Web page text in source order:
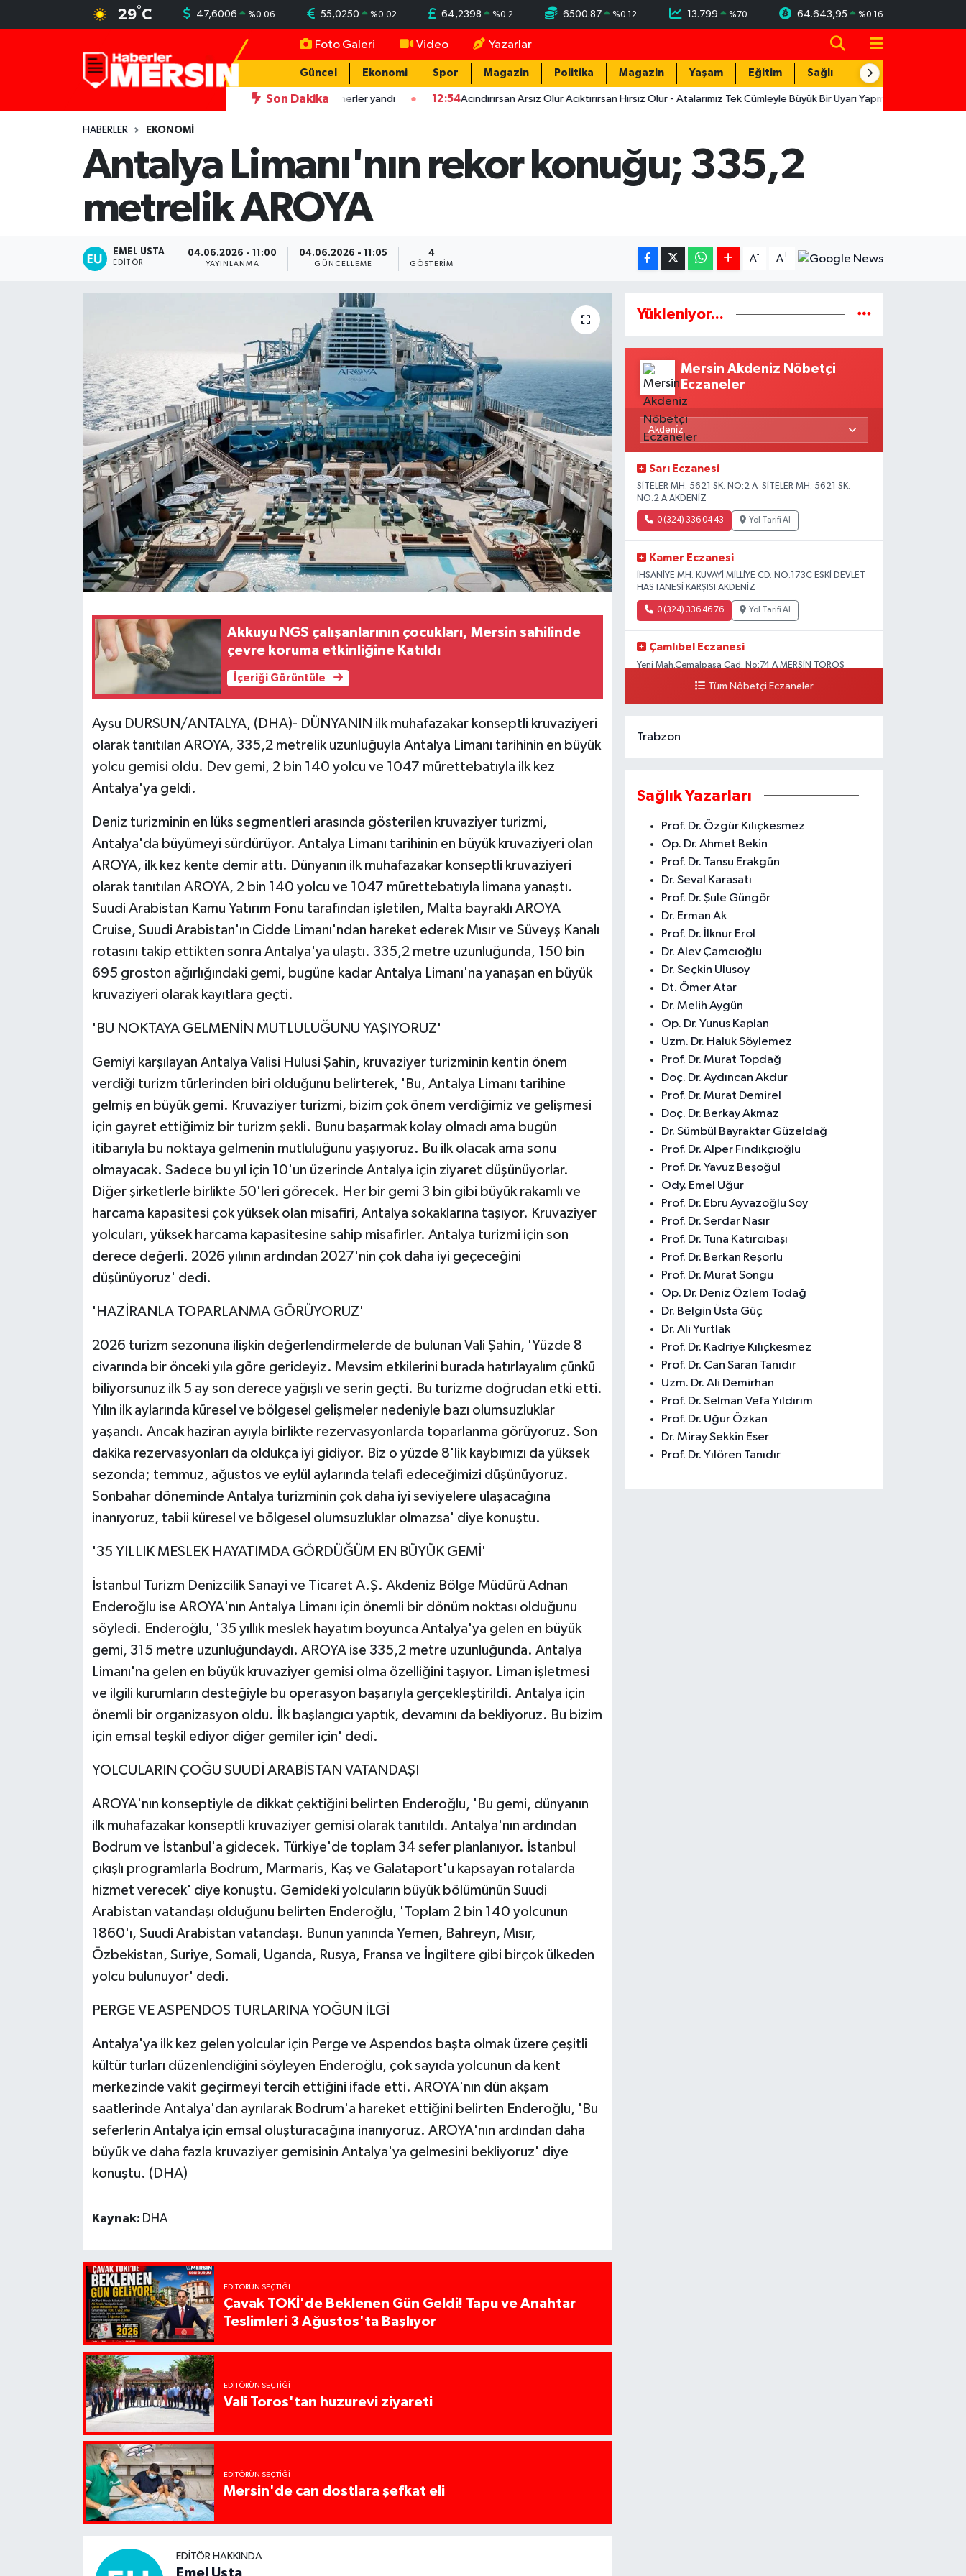
29°C 47,6006 %0.06 55,0250 %0.02 64,2398 %0.2 6500.87 %0.12 13.799 %70 64.643,95 %0.16
Foto Galeri Video Yazarlar
Güncel Ekonomi Spor Magazin Politika Magazin Yaşam Eğitim Sağlık Teknoloji
Son Dakika
İşçilerin kaldığı konteynerler yandı 12:54 Acındırırsan Arsız Olur Acıktırırsan Hırsız Olur - Atalarımız Tek Cümleyle Büyük Bir Uyarı Yapmış 12:19
HABERLER EKONOMİ
Antalya Limanı'nın rekor konuğu; 335,2
metrelik AROYA
EMEL USTA
EDITÖR
04.06.2026 - 11:00
YAYINLANMA
04.06.2026 - 11:05
GÜNCELLEME
4
GÖSTERIM
A- A+
Akkuyu NGS çalışanlarının çocukları, Mersin sahilinde
çevre koruma etkinliğine Katıldı
İçeriği Görüntüle
Aysu DURSUN/ANTALYA, (DHA)- DÜNYANIN ilk muhafazakar konseptli kruvaziyeri
olarak tanıtılan AROYA, 335,2 metrelik uzunluğuyla Antalya Limanı tarihinin en büyük
yolcu gemisi oldu. Dev gemi, 2 bin 140 yolcu ve 1047 mürettebatıyla ilk kez
Antalya'ya geldi.
Deniz turizminin en lüks segmentleri arasında gösterilen kruvaziyer turizmi,
Antalya'da büyümeyi sürdürüyor. Antalya Limanı tarihinin en büyük kruvaziyeri olan
AROYA, ilk kez kente demir attı. Dünyanın ilk muhafazakar konseptli kruvaziyeri
olarak tanıtılan AROYA, 2 bin 140 yolcu ve 1047 mürettebatıyla limana yanaştı.
Suudi Arabistan Kamu Yatırım Fonu tarafından işletilen, Malta bayraklı AROYA
Cruise, Suudi Arabistan'ın Cidde Limanı'ndan hareket ederek Mısır ve Süveyş Kanalı
rotasını takip ettikten sonra Antalya'ya ulaştı. 335,2 metre uzunluğunda, 150 bin
695 groston ağırlığındaki gemi, bugüne kadar Antalya Limanı'na yanaşan en büyük
kruvaziyeri olarak kayıtlara geçti.
'BU NOKTAYA GELMENİN MUTLULUĞUNU YAŞIYORUZ'
Gemiyi karşılayan Antalya Valisi Hulusi Şahin, kruvaziyer turizminin kentin önem
verdiği turizm türlerinden biri olduğunu belirterek, 'Bu, Antalya Limanı tarihine
gelmiş en büyük gemi. Kruvaziyer turizmi, bizim çok önem verdiğimiz ve gelişmesi
için gayret ettiğimiz bir turizm şekli. Bunu başarmak kolay olmadı ama bugün
itibarıyla bu noktaya gelmenin mutluluğunu yaşıyoruz. Bu ilk olacak ama sonu
olmayacak. Sadece bu yıl için 10'un üzerinde Antalya için ziyaret düşünüyorlar.
Diğer şirketlerle birlikte 50'leri görecek. Her bir gemi 3 bin gibi büyük rakamlı ve
harcama kapasitesi çok yüksek olan misafiri, Antalya sokaklarına taşıyor. Kruvaziyer
yolcuları, yüksek harcama kapasitesine sahip misafirler. Antalya turizmi için son
derece değerli. 2026 yılının ardından 2027'nin çok daha iyi geçeceğini
düşünüyoruz' dedi.
'HAZİRANLA TOPARLANMA GÖRÜYORUZ'
2026 turizm sezonuna ilişkin değerlendirmelerde de bulunan Vali Şahin, 'Yüzde 8
civarında bir önceki yıla göre gerideyiz. Mevsim etkilerini burada hatırlayalım çünkü
biliyorsunuz ilk 5 ay son derece yağışlı ve serin geçti. Bu turizme doğrudan etki etti.
Yılın ilk aylarında küresel ve bölgesel gelişmeler nedeniyle bazı olumsuzluklar
yaşandı. Ancak haziran ayıyla birlikte rezervasyonlarda toparlanma görüyoruz. Son
dakika rezervasyonları da oldukça iyi gidiyor. Biz o yüzde 8'lik kaybımızı da yüksek
sezonda; temmuz, ağustos ve eylül aylarında telafi edeceğimizi düşünüyoruz.
Sonbahar döneminde Antalya turizminin çok daha iyi seviyelere ulaşacağına
inanıyoruz, tabii küresel ve bölgesel olumsuzluklar olmazsa' diye konuştu.
'35 YILLIK MESLEK HAYATIMDA GÖRDÜĞÜM EN BÜYÜK GEMİ'
İstanbul Turizm Denizcilik Sanayi ve Ticaret A.Ş. Akdeniz Bölge Müdürü Adnan
Enderoğlu ise AROYA'nın Antalya Limanı için önemli bir dönüm noktası olduğunu
söyledi. Enderoğlu, '35 yıllık meslek hayatım boyunca Antalya'ya gelen en büyük
gemi, 315 metre uzunluğundaydı. AROYA ise 335,2 metre uzunluğunda. Antalya
Limanı'na gelen en büyük kruvaziyer gemisi olma özelliğini taşıyor. Liman işletmesi
ve ilgili kurumların desteğiyle bu operasyon başarıyla gerçekleştirildi. Antalya için
önemli bir organizasyon oldu. İlk başlangıcı yaptık, devamını da bekliyoruz. Bu bizim
için emsal teşkil ediyor diğer gemiler için' dedi.
YOLCULARIN ÇOĞU SUUDİ ARABİSTAN VATANDAŞI
AROYA'nın konseptiyle de dikkat çektiğini belirten Enderoğlu, 'Bu gemi, dünyanın
ilk muhafazakar konseptli kruvaziyer gemisi olarak tanıtıldı. Antalya'nın ardından
Bodrum ve İstanbul'a gidecek. Türkiye'de toplam 34 sefer planlanıyor. İstanbul
çıkışlı programlarla Bodrum, Marmaris, Kaş ve Galataport'u kapsayan rotalarda
hizmet verecek' diye konuştu. Gemideki yolcuların büyük bölümünün Suudi
Arabistan vatandaşı olduğunu belirten Enderoğlu, 'Toplam 2 bin 140 yolcunun
1860'ı, Suudi Arabistan vatandaşı. Bunun yanında Yemen, Bahreyn, Mısır,
Özbekistan, Suriye, Somali, Uganda, Rusya, Fransa ve İngiltere gibi birçok ülkeden
yolcu bulunuyor' dedi.
PERGE VE ASPENDOS TURLARINA YOĞUN İLGİ
Antalya'ya ilk kez gelen yolcular için Perge ve Aspendos başta olmak üzere çeşitli
kültür turları düzenlendiğini söyleyen Enderoğlu, çok sayıda yolcunun da kent
merkezinde vakit geçirmeyi tercih ettiğini ifade etti. AROYA'nın dün akşam
saatlerinde Antalya'dan ayrılarak Bodrum'a hareket ettiğini belirten Enderoğlu, 'Bu
seferlerin Antalya için emsal oluşturacağına inanıyoruz. AROYA'nın ardından daha
büyük ve daha fazla kruvaziyer gemisinin Antalya'ya gelmesini bekliyoruz' diye
konuştu. (DHA)
Kaynak: DHA
EDITÖRÜN SEÇTIĞI
Çavak TOKİ'de Beklenen Gün Geldi! Tapu ve Anahtar
Teslimleri 3 Ağustos'ta Başlıyor
EDITÖRÜN SEÇTIĞI
Vali Toros'tan huzurevi ziyareti
EDITÖRÜN SEÇTIĞI
Mersin'de can dostlara şefkat eli
EDITÖR HAKKINDA
Yükleniyor...
Mersin Akdeniz Nöbetçi
Eczaneler
Sarı Eczanesi
SİTELER MH. 5621 SK. NO:2 A SİTELER MH. 5621 SK.
NO:2 A AKDENİZ
0 (324) 336 04 43 Yol Tarifi Al
Kamer Eczanesi
İHSANİYE MH. KUVAYİ MİLLİYE CD. NO:173C ESKİ DEVLET
HASTANESİ KARŞISI AKDENİZ
0 (324) 336 46 76 Yol Tarifi Al
Çamlıbel Eczanesi
Yeni Mah.Cemalpaşa Cad. No:74 A MERSİN TOROS
KARŞISI ARAS KARGO YANITüm Nöbetçi Eczaneler
Trabzon
Sağlık Yazarları
Prof. Dr. Özgür Kılıçkesmez
Op. Dr. Ahmet Bekin
Prof. Dr. Tansu Erakgün
Dr. Seval Karasatı
Prof. Dr. Şule Güngör
Dr. Erman Ak
Prof. Dr. İlknur Erol
Dr. Alev Çamcıoğlu
Dr. Seçkin Ulusoy
Dt. Ömer Atar
Dr. Melih Aygün
Op. Dr. Yunus Kaplan
Uzm. Dr. Haluk Söylemez
Prof. Dr. Murat Topdağ
Doç. Dr. Aydıncan Akdur
Prof. Dr. Murat Demirel
Doç. Dr. Berkay Akmaz
Dr. Sümbül Bayraktar Güzeldağ
Prof. Dr. Alper Fındıkçıoğlu
Prof. Dr. Yavuz Beşoğul
Ody. Emel Uğur
Prof. Dr. Ebru Ayvazoğlu Soy
Prof. Dr. Serdar Nasır
Prof. Dr. Tuna Katırcıbaşı
Prof. Dr. Berkan Reşorlu
Prof. Dr. Murat Songu
Op. Dr. Deniz Özlem Todağ
Dr. Belgin Üsta Güç
Dr. Ali Yurtlak
Prof. Dr. Kadriye Kılıçkesmez
Prof. Dr. Can Saran Tanıdır
Uzm. Dr. Ali Demirhan
Prof. Dr. Selman Vefa Yıldırım
Prof. Dr. Uğur Özkan
Dr. Miray Sekkin Eser
Prof. Dr. Yılören Tanıdır
Mersin Nöbetçi Eczaneler
Mersin Hava Durumu
Mersin Trafik Yoğunluk Haritası
Süper Lig Puan Durumu ve Fikstür
Tüm Manşetler
Haber Arşivi